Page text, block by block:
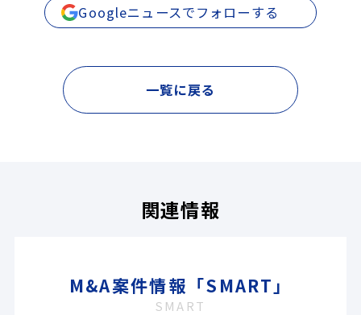
Googleニュースでフォローする
一覧に戻る
関連情報
M&A案件情報「SMART」
SMART